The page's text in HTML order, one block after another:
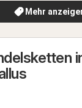
Mehr